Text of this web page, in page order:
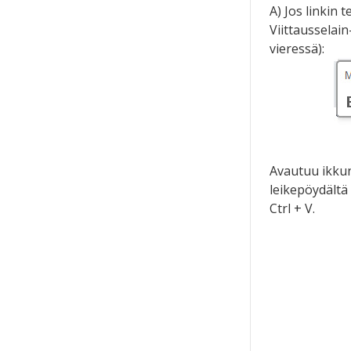
A) Jos linkin
vieressä):
Avautuu
Ctrl + V.